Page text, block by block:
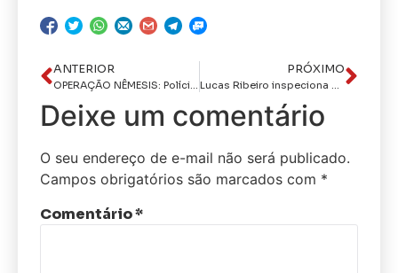
ANTERIOR
OPERAÇÃO NÊMESIS: Polícia Civil prende três suspeitos e apreende e motocicleta utilizada em tentativa de homicídio em Princesa Isabel
PRÓXIMO
Lucas Ribeiro inspeciona obras de mobilidade urbana em Boqueirão e reforça desenvolvimento da região
Deixe um comentário
O seu endereço de e-mail não será publicado.
Campos obrigatórios são marcados com *
Comentário*